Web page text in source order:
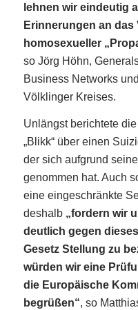
lehnen wir eindeutig
Erinnerungen an
homosexueller
so Jörg Höhn,
Business Networks
Völklinger Kreises.
Unlängst berichtete
„Blikk“ über einen
der sich aufgrund
genommen hat. Auch
eine eingeschränkte
deshalb „fordern wir
deutlich gegen
Gesetz Stellung zu
würden wir eine
die Europäische
begrüßen“, so